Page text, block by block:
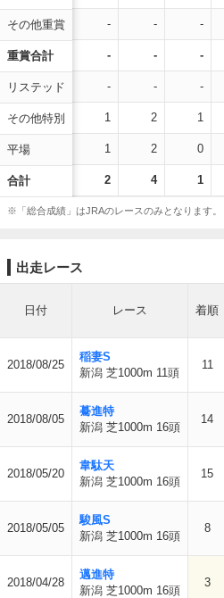
その他重賞
重賞合計
リステッド
その他特別
平場
合計
- - -
- - -
- - -
1 2 1
1 2 0
2 4 1
※「総合成績」はJRAのレースのみとなります。
出走レース
日付 レース 着順
2018/08/25
稲妻S
新潟 芝1000m 11頭
11
2018/08/05
驀進特
新潟 芝1000m 16頭
14
2018/05/20
韋駄天
新潟 芝1000m 16頭
15
2018/05/05
駿風S
新潟 芝1000m 16頭
8
2018/04/28
邁進特
新潟 芝1000m 16頭
3